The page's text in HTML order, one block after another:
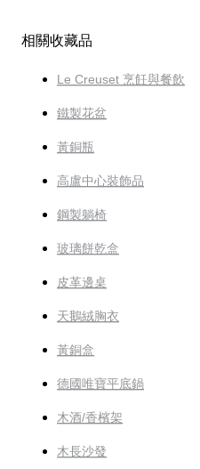
相關收藏品
Le Creuset 烹飪與餐飲
鐵製花盆
黃銅瓶
高盧中心裝飾品
鋼製躺椅
玻璃餅乾盒
皮革邊桌
天鵝絨胸衣
黃銅盒
德國唯寶平底鍋
木酒/香檳架
木長沙發